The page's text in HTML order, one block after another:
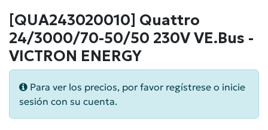
[QUA243020010] Quattro
24/3000/70-50/50 230V VE.Bus -
VICTRON ENERGY
Para ver los precios, por favor regístrese o inicie
sesión con su cuenta.